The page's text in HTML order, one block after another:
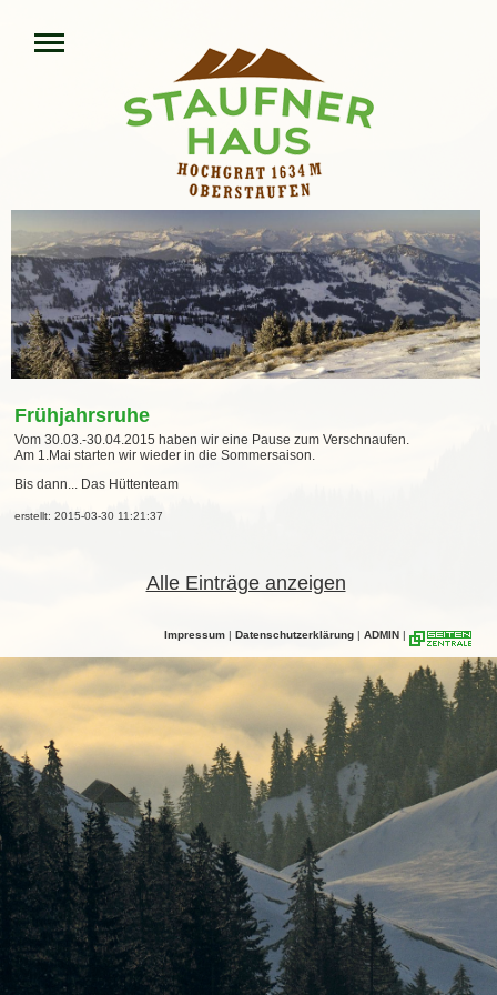
Frühjahrsruhe
Vom 30.03.-30.04.2015 haben wir eine Pause zum Verschnaufen.
Am 1.Mai starten wir wieder in die Sommersaison.
Bis dann... Das Hüttenteam
erstellt: 2015-03-30 11:21:37
Alle Einträge anzeigen
Impressum | Datenschutzerklärung | ADMIN |